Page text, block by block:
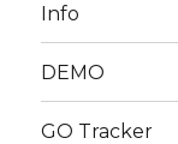
Info
DEMO
GO Tracker